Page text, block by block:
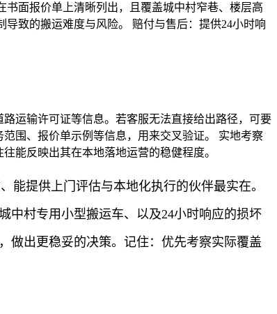
书面报价单上清晰列出，且覆盖城中村窄巷、楼层高
致的搬运难度与风险。 赔付与售后：提供24小时响
运输许可证等信息。若客服无法直接给出路径，可要
围、报价单示例等信息，用来交叉验证。 实地考察
能反映出其在本地落地运营的稳健程度。
能提供上门评估与本地化执行的伙伴最实在。
中村专用小型搬运车、以及24小时响应的损坏
做出更稳妥的决策。记住：优先考察实际覆盖